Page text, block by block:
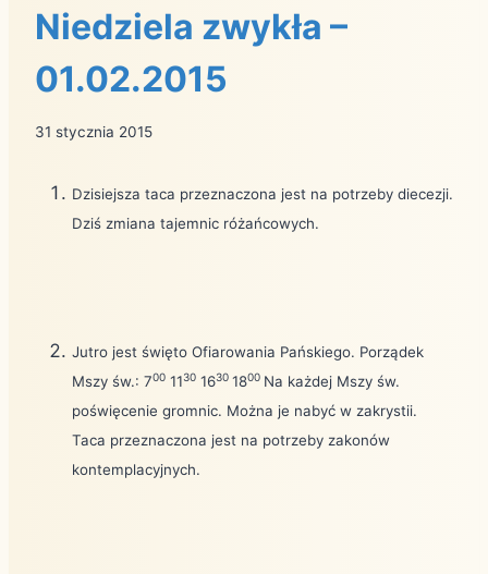
Niedziela zwykła –
01.02.2015
31 stycznia 2015
Dzisiejsza taca przeznaczona jest na potrzeby diecezji.
Dziś zmiana tajemnic różańcowych.
Jutro jest święto Ofiarowania Pańskiego. Porządek
Mszy św.: 700 1130 1630 1800 Na każdej Mszy św.
poświęcenie gromnic. Można je nabyć w zakrystii.
Taca przeznaczona jest na potrzeby zakonów
kontemplacyjnych.